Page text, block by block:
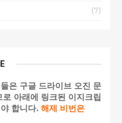
(7)
은 구글 드라이브 오진 문
로 아래에 링크된 이지크립
합니다. 해제 비번은